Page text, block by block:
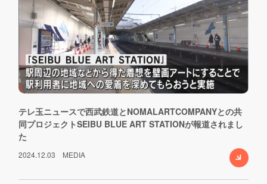
テレ玉ニュースで西武鉄道とNOMALARTCOMPANYとの共
同プロジェクトSEIBU BLUE ART STATIONが報道されまし
た
2024.12.03 MEDIA